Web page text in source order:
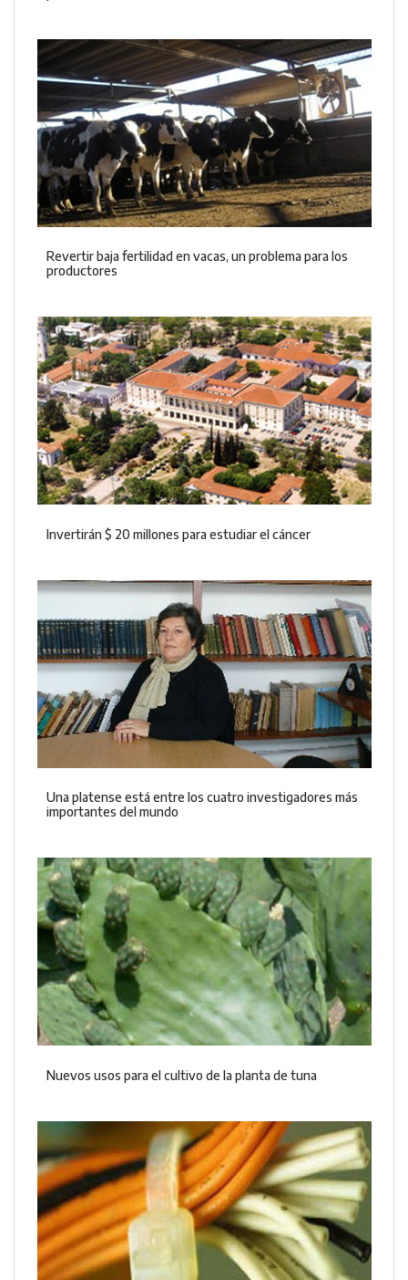
Revertir baja fertilidad en vacas, un problema para los
productores
Invertirán $ 20 millones para estudiar el cáncer
Una platense está entre los cuatro investigadores más
importantes del mundo
Nuevos usos para el cultivo de la planta de tuna